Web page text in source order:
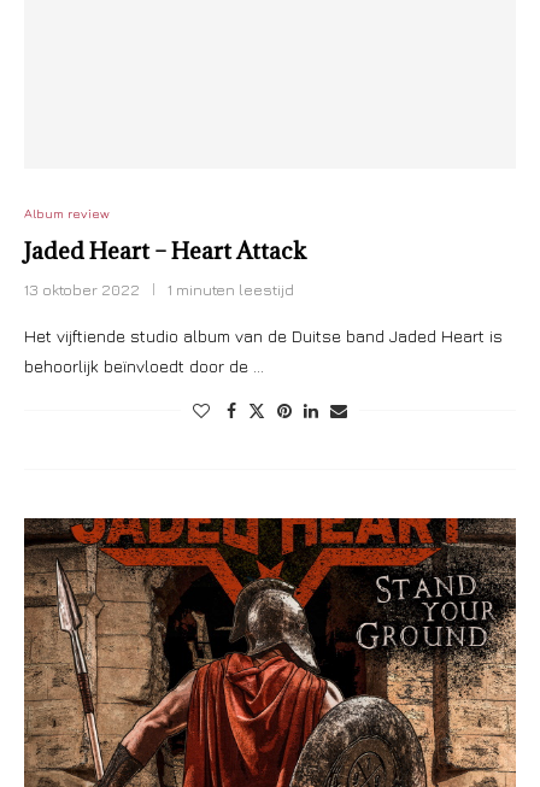
Album review
Jaded Heart – Heart Attack
13 oktober 2022 1 minuten leestijd
Het vijftiende studio album van de Duitse band Jaded Heart is
behoorlijk beïnvloedt door de …